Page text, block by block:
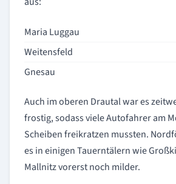
Maria Luggau
Weitensfeld
Gnesau
Auch im oberen Drautal war es
frostig, sodass viele Autofahrer am
Scheiben freikratzen mussten.
es in einigen Tauerntälern wie
Mallnitz vorerst noch milder.